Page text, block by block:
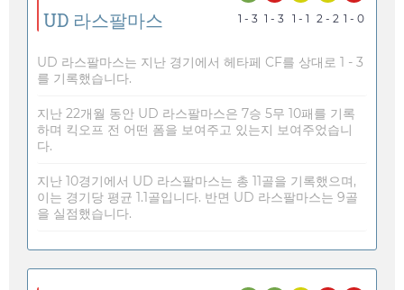
UD 라스팔마스 1 - 3 1 - 3 1 - 1 2 - 2 1 - 0
UD 라스팔마스는 지난 경기에서 헤타페 CF를 상대로 1 - 3
를 기록했습니다.
지난 22개월 동안 UD 라스팔마스은 7승 5무 10패를 기록
하며 킥오프 전 어떤 폼을 보여주고 있는지 보여주었습니
다.
지난 10경기에서 UD 라스팔마스는 총 11골을 기록했으며,
이는 경기당 평균 1.1골입니다. 반면 UD 라스팔마스는 9골
을 실점했습니다.